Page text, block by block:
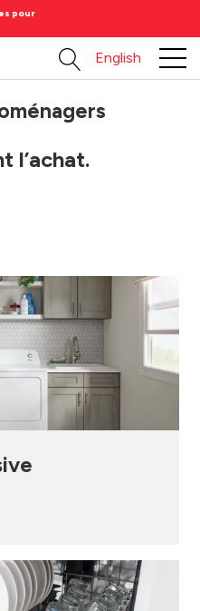
pour
English
l’achat.